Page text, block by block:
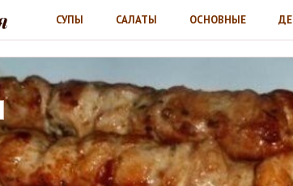
СУПЫ САЛАТЫ ОСНОВНЫЕ